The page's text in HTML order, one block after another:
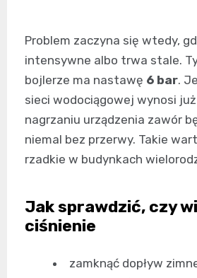
Problem zaczyna się wtedy,
intensywne albo trwa stale.
bojlerze ma nastawę 6 bar.
sieci wodociągowej wynosi już
nagrzaniu urządzenia zawór
niemal bez przerwy. Takie
rzadkie w budynkach
Jak sprawdzić, czy
ciśnienie
zamknąć dopływ